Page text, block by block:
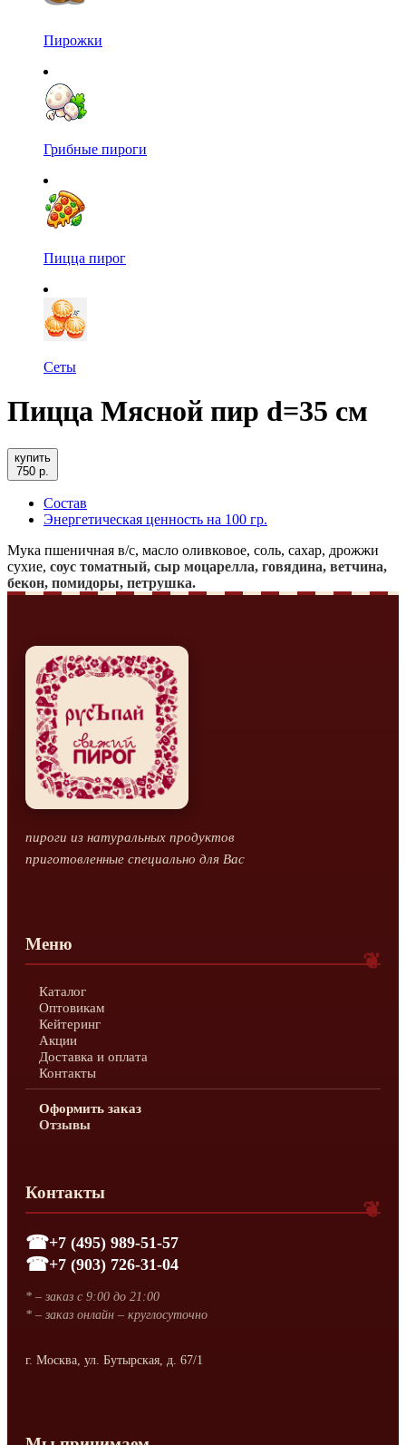
Пирожки
Грибные пироги
Пицца пирог
Сеты
Пицца Мясной пир d=35 см
купить
750 р.
Состав
Энергетическая ценность на 100 гр.
Мука пшеничная в/с, масло оливковое, соль, сахар, дрожжи
сухие, соус томатный, сыр моцарелла, говядина, ветчина,
бекон, помидоры, петрушка.
пироги из натуральных продуктов
приготовленные специально для Вас
Меню
Каталог
Оптовикам
Кейтеринг
Акции
Доставка и оплата
Контакты
Оформить заказ
Отзывы
Контакты
+7 (495) 989-51-57
+7 (903) 726-31-04
* – заказ с 9:00 до 21:00
* – заказ онлайн – круглосуточно
г. Москва, ул. Бутырская, д. 67/1